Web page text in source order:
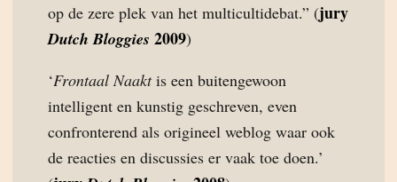
op de zere plek van het multicultidebat.” (jury
Dutch Bloggies 2009)
‘Frontaal Naaktis een buitengewoon
intelligent en kunstig geschreven, even
confronterend als origineel weblog waar ook
de reacties en discussies er vaak toe doen.’